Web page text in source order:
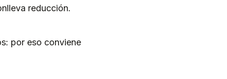
reducción.
por eso conviene